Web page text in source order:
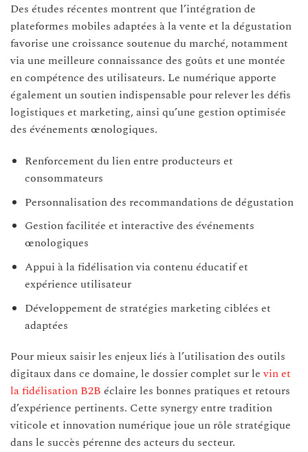
Des études récentes montrent que l’intégration de
plateformes mobiles adaptées à la vente et la dégustation
favorise une croissance soutenue du marché, notamment
via une meilleure connaissance des goûts et une montée
en compétence des utilisateurs. Le numérique apporte
également un soutien indispensable pour relever les défis
logistiques et marketing, ainsi qu’une gestion optimisée
des événements œnologiques.
Renforcement du lien entre producteurs et
consommateurs
Personnalisation des recommandations de dégustation
Gestion facilitée et interactive des événements
œnologiques
Appui à la fidélisation via contenu éducatif et
expérience utilisateur
Développement de stratégies marketing ciblées et
adaptées
Pour mieux saisir les enjeux liés à l’utilisation des outils
digitaux dans ce domaine, le dossier complet sur levin et
la fidélisation B2B éclaire les bonnes pratiques et retours
d’expérience pertinents. Cette synergy entre tradition
viticole et innovation numérique joue un rôle stratégique
dans le succès pérenne des acteurs du secteur.